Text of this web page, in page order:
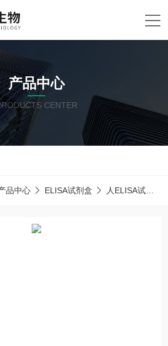
产品中心
CENTER
品中心 ELISA试剂盒 人ELISA试剂盒